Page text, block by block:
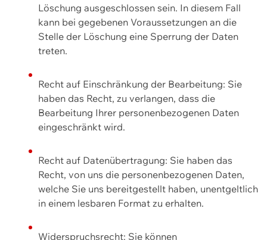
Löschung ausgeschlossen sein. In diesem Fall
kann bei gegebenen Voraussetzungen an die
Stelle der Löschung eine Sperrung der Daten
treten.
Recht auf Einschränkung der Bearbeitung: Sie
haben das Recht, zu verlangen, dass die
Bearbeitung Ihrer personenbezogenen Daten
eingeschränkt wird.
Recht auf Datenübertragung: Sie haben das
Recht, von uns die personenbezogenen Daten,
welche Sie uns bereitgestellt haben, unentgeltlich
in einem lesbaren Format zu erhalten.
Widerspruchsrecht: Sie können